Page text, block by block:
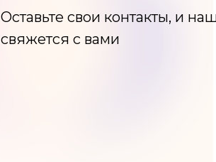
Оставьте свои контакты, и
свяжется с вами